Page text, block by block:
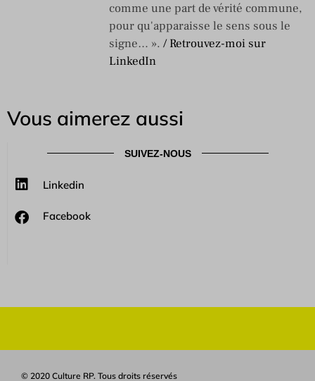
comme une part de vérité commune,
pour qu'apparaisse le sens sous le
signe… ». / Retrouvez-moi sur
LinkedIn
Vous aimerez aussi
SUIVEZ-NOUS
Linkedin
Facebook
© 2020 Culture RP. Tous droits réservés